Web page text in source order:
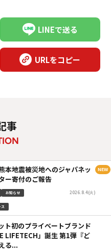
LINEで送る
URLをコピー
事
本地震被災地へのジャパネッ
ー寄付のご報告
お知らせ
ス
2026.8.4(火)
ト初のプライベートブランド
LIFETECH」誕生 第1弾『ど
る...